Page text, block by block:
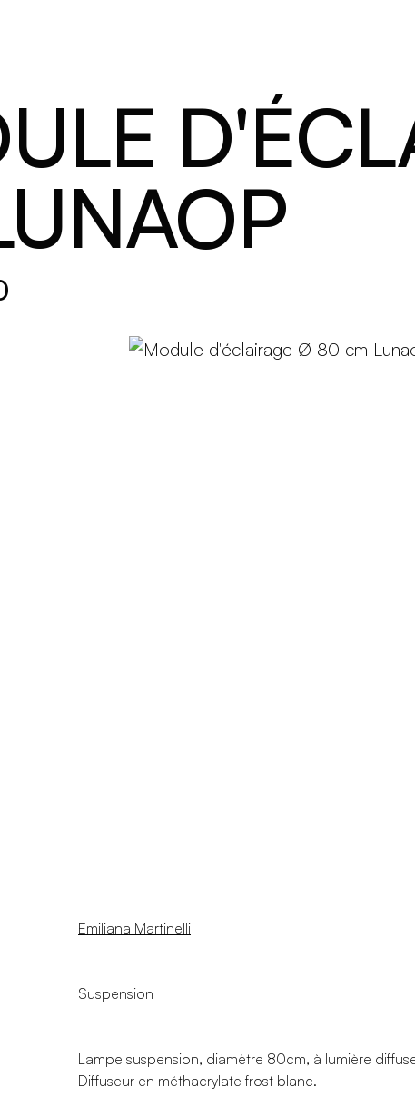
Emiliana Martinelli
Suspension
Lampe suspension, diamètre 80cm, à lumière
Diffuseur en méthacrylate frost blanc.